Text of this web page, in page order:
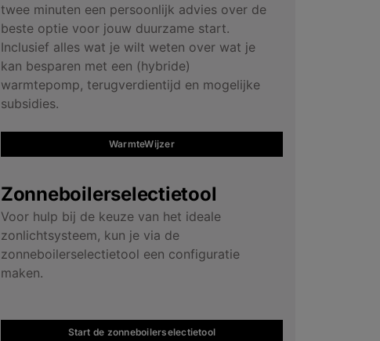
twee minuten een persoonlijk advies over de
beste optie voor jouw duurzame start.
Inclusief alles wat je wilt weten over wat je
kan besparen met een (hybride)
warmtepomp, terugverdientijd en mogelijke
subsidies.
WarmteWijzer
Zonneboilerselectietool
Voor hulp bij de keuze van het ideale
zonlichtsysteem, kun je via de
zonneboilerselectietool een configuratie
maken.
Start de zonneboilerselectietool